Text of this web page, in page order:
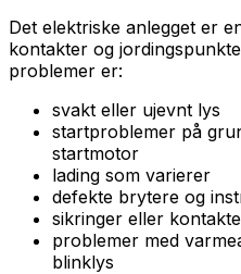
Det elektriske anlegget er
kontakter og
problemer er:
svakt eller ujevnt lys
startproblemer på
startmotor
lading som varierer
defekte brytere og
sikringer eller
problemer med
blinklys